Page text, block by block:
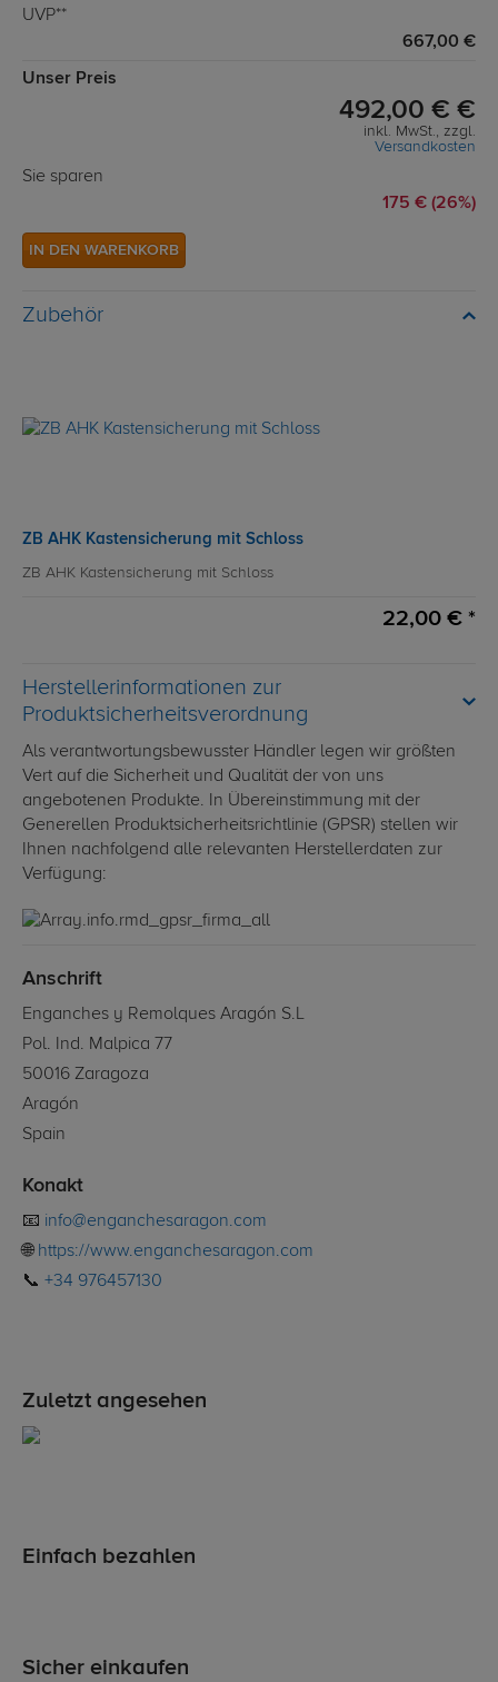
UVP**
667,00 €
Unser Preis
492,00 € €
inkl. MwSt., zzgl.
Versandkosten
Sie sparen
175 € (26%)
IN DEN WARENKORB
Zubehör
ZB AHK Kastensicherung mit Schloss
ZB AHK Kastensicherung mit Schloss
22,00 € *
Herstellerinformationen zur
Produktsicherheitsverordnung
Als verantwortungsbewusster Händler legen wir größten
Vert auf die Sicherheit und Qualität der von uns
angebotenen Produkte. In Übereinstimmung mit der
Generellen Produktsicherheitsrichtlinie (GPSR) stellen wir
Ihnen nachfolgend alle relevanten Herstellerdaten zur
Verfügung:
Anschrift
Enganches y Remolques Aragón S.L
Pol. Ind. Malpica 77
50016 Zaragoza
Aragón
Spain
Konakt
📧 info@enganchesaragon.com
🌐 https://www.enganchesaragon.com
📞 +34 976457130
Zuletzt angesehen
Einfach bezahlen
Sicher einkaufen